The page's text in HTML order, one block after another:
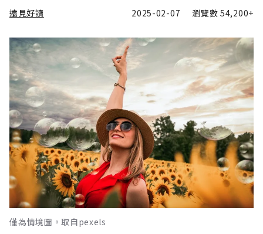
遠見好讀 2025-02-07 瀏覽數54,200+
僅為情境圖。取自pexels